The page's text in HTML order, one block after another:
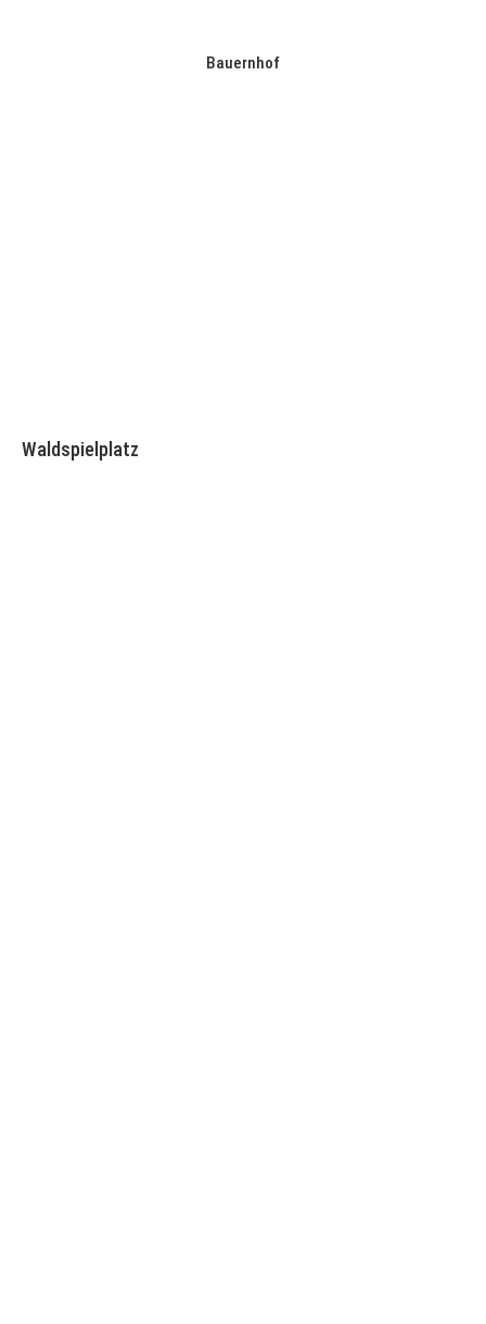
Bauernhof
Waldspielplatz